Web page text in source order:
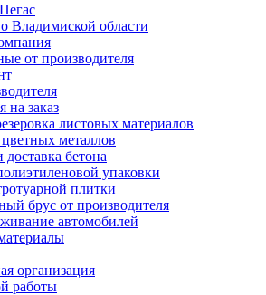
Владимиской области
от производителя
на заказ
листовых материалов
металлов
бетона
упаковки
плитки
брус от производителя
автомобилей
организация
работы